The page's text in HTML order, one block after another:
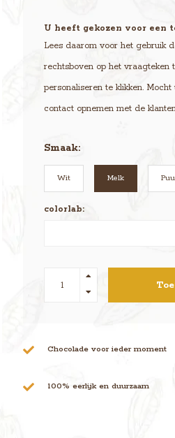
U heeft gekozen voor een
Lees daarom voor het gebruik
rechtsboven op het vraagteken
personaliseren te klikken.
contact opnemen met de
Smaak:
Wit Melk
colorlab:
Chocolade voor ieder moment
100% eerlijk en duurzaam